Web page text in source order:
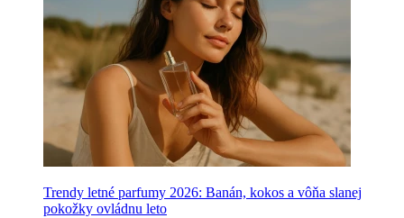
Trendy letné parfumy 2026: Banán, kokos a vôňa slanej
pokožky ovládnu leto